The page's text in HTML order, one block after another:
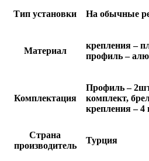
Тип установки На обычные
Материал
крепления –
профиль –
Комплектация
Профиль –
комплект,
крепления – 4
Страна
производитель
Турция